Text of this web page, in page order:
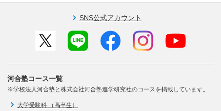
SNS公式アカウント
河合塾コース一覧
※学校法人河合塾と株式会社河合塾進学研究社のコースを掲載しています。
大学受験科 （高卒生）